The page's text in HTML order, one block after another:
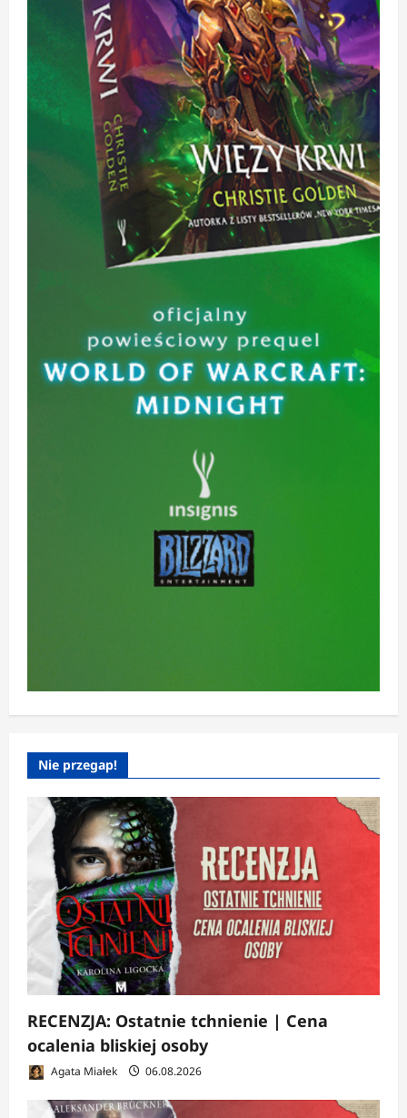
Nie przegap!
RECENZJA: Ostatnie tchnienie | Cena
ocalenia bliskiej osoby
Agata Miałek 06.08.2026